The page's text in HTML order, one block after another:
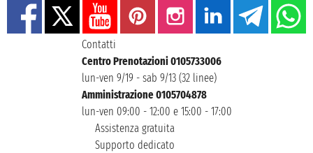
Contatti
Centro Prenotazioni 0105733006
lun-ven 9/19 - sab 9/13 (32 linee)
Amministrazione 0105704878
lun-ven 09:00 - 12:00 e 15:00 - 17:00
Assistenza gratuita
Supporto dedicato